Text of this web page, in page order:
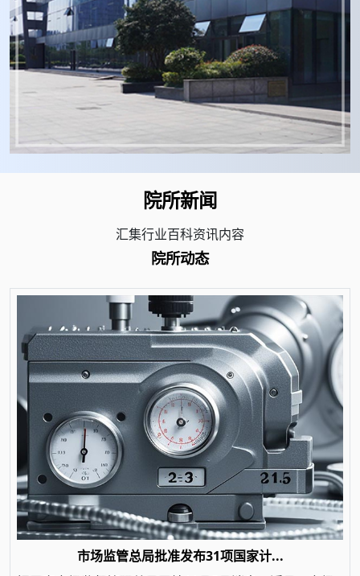
院所新闻
汇集行业百科资讯内容
院所动态
市场监管总局批准发布31项国家计...